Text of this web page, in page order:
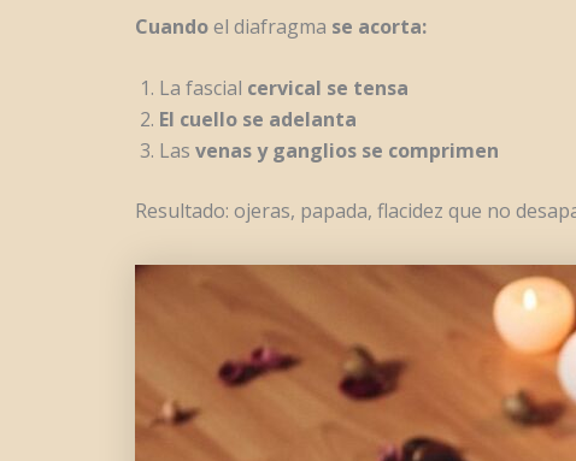
Cuandoel diafragma se acorta:
La fascial cervical se tensa
El cuello se adelanta
Las venas y ganglios se comprimen
Resultado: ojeras, papada, flacidez que no